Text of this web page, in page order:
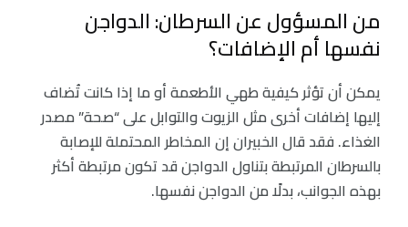
من المسؤول عن السرطان: الدواجن
نفسها أم الإضافات؟
يمكن أن تؤثر كيفية طهي الأطعمة أو ما إذا كانت تُضاف
إليها إضافات أخرى مثل الزيوت والتوابل على “صحة” مصدر
الغذاء. فقد قال الخبيران إن المخاطر المحتملة للإصابة
بالسرطان المرتبطة بتناول الدواجن قد تكون مرتبطة أكثر
بهذه الجوانب، بدلًا من الدواجن نفسها.